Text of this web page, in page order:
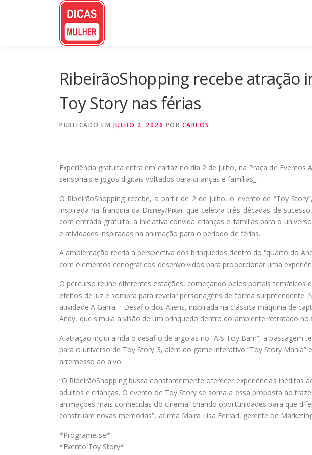
RibeirãoShopping recebe atração
Toy Story nas férias
PUBLICADO EM JULHO 2, 2026 POR CARLOS
Experiência gratuita entra em cartaz no dia 2 de julho, na Praça de Eventos
sensoriais e jogos digitais voltados para crianças e famílias_
O RibeirãoShopping recebe, a partir de 2 de julho, o evento de “Toy
inspirada na franquia da Disney/Pixar que celebra três décadas de
com entrada gratuita, a iniciativa convida crianças e famílias para o
e atividades inspiradas na animação para o período de férias.
A ambientação recria a perspectiva dos brinquedos dentro do “quarto do
com elementos cenográficos desenvolvidos para proporcionar uma
O percurso reúne diferentes estações, começando pelos portais temáticos
efeitos de luz e sombra para revelar personagens de forma surpreendente.
atividade A Garra – Desafio dos Aliens, inspirada na clássica máquina de
Andy, que simula a visão de um brinquedo dentro do ambiente retratado no
A atração inclui ainda o desafio de argolas no “Al’s Toy Barn”, a passagem
para o universo de Toy Story 3, além do game interativo “Toy Story Mania”
arremesso ao alvo.
“O RibeirãoShopping busca constantemente oferecer experiências inéditas
adultos e crianças. O evento de Toy Story se soma a essa proposta ao
animações mais conhecidas do cinema, criando oportunidades para que
construam novas memórias”, afirma Maira Lisa Ferrari, gerente de
*Programe-se*
*Evento Toy Story*